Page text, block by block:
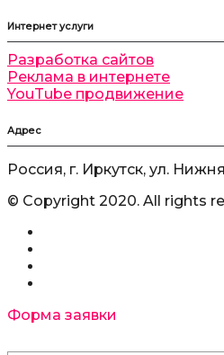
Интернет услуги
Разработка сайтов
Реклама в интернете
YouTube продвижение
Адрес
Россия, г. Иркутск, ул.
© Copyright 2020. All rights
Форма заявки